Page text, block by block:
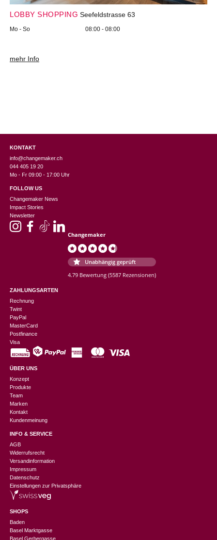
LOBBY SHOPPING Seefeldstrasse 63
Mo - So 08:00 - 08:00
mehr Info
KONTAKT
info@changemaker.ch
044 405 19 20
Mo - Fr 09:00 - 17:00 Uhr
FOLLOW US
Changemaker News
Impact Stories
Newsletter
Changemaker
Unabhängig geprüft
4.79 Bewertung (5587 Rezensionen)
ZAHLUNGSARTEN
Rechnung
Twint
PayPal
MasterCard
Postfinance
Visa
ÜBER UNS
Konzept
Produkte
Team
Marken
Kontakt
Kundenmeinung
INFO & SERVICE
AGB
Widerrufsrecht
Versandinformation
Impressum
Datenschutz
Einstellungen zur Privatsphäre
SHOPS
Baden
Basel Marktgasse
Basel Gerbergasse